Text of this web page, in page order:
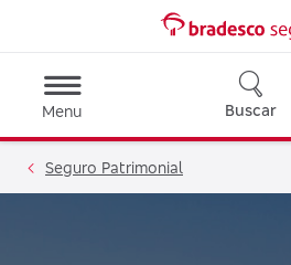
Menu Buscar
Seguro Patrimonial